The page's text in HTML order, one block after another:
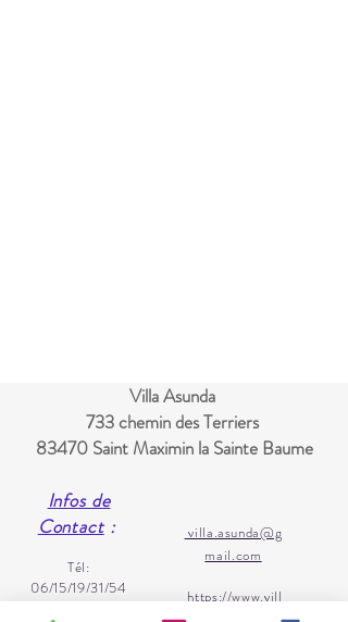
Villa Asunda
733 chemin des Terriers
83470 Saint Maximin la Sainte Baume
Infos de
Contact:
Tél:
06/15/19/31/54
villa.asunda@g
mail.com
https://www.vill